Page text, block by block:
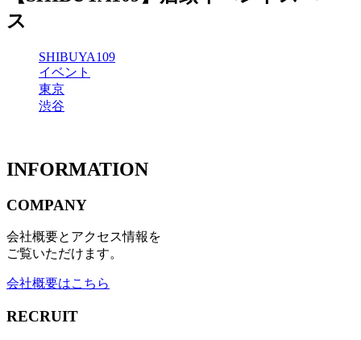
ス
SHIBUYA109
イベント
東京
渋谷
INFORMATION
COMPANY
会社概要とアクセス情報を
ご覧いただけます。
会社概要はこちら
RECRUIT